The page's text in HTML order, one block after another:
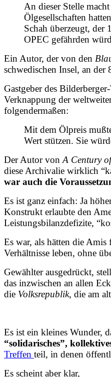
An dieser Stelle
Ölgesellschaften
Schah überzeugt, der
OPEC gefährden
Ein Autor, der von den
schwedischen Insel, an der
Gastgeber des
Verknappung der
folgendermaßen:
Mit dem Ölpreis
Wert stützen. Sie
Der Autor von A Century
diese Archivalie wirklich
war auch die
Es ist ganz einfach: Ja
Konstrukt erlaubte den
Leistungsbilanzdefizite,
Es war, als hätten die Amis
Verhältnisse leben, ohne
Gewählter ausgedrückt,
das inzwischen an allen
die Volksrepublik, die am
Es ist ein kleines Wunder,
“solidarisches”,
Treffen teil, in denen
Es scheint aber klar,